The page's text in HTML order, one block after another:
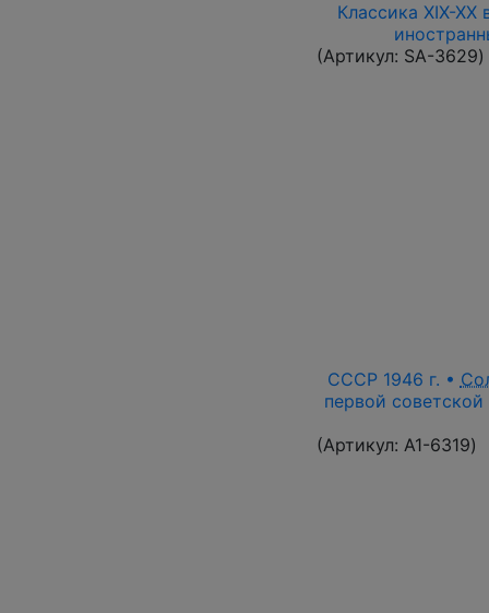
Классика XIX-
(Артикул: SA-3629)
СССР 1946 г. •
первой
(Артикул: A1-6319)